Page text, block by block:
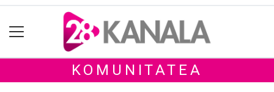
KOMUNITATEA